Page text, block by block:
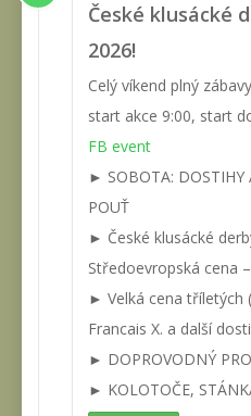
České klusácké
2026!
Celý víkend plný
start akce 9:00, start
FB event
► SOBOTA: DOSTIHY
POUŤ
► České klusácké
Středoevropská cena
► Velká cena tříletých
Francais X. a další
► DOPROVODNÝ
► KOLOTOČE,